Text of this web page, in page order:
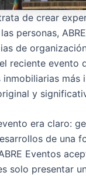
de crear
personas,
de
reciente evento
y
era claro:
de una
Eventos
solo presentar